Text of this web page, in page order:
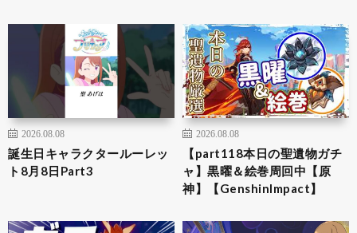
2026.08.08
誕生日キャラクタールーレッ
ト8月8日Part3
2026.08.08
【part118本日の聖遺物ガチ
ャ】黒曜＆絵巻周回中【原
神】【GenshinImpact】